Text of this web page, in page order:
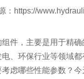
： https://
，主要是用于精确
、环保行业等领域
考虑哪些性能参数？